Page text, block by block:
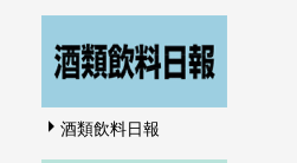
酒類飲料日報